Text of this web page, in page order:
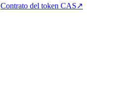
Contrato del token CAS↗